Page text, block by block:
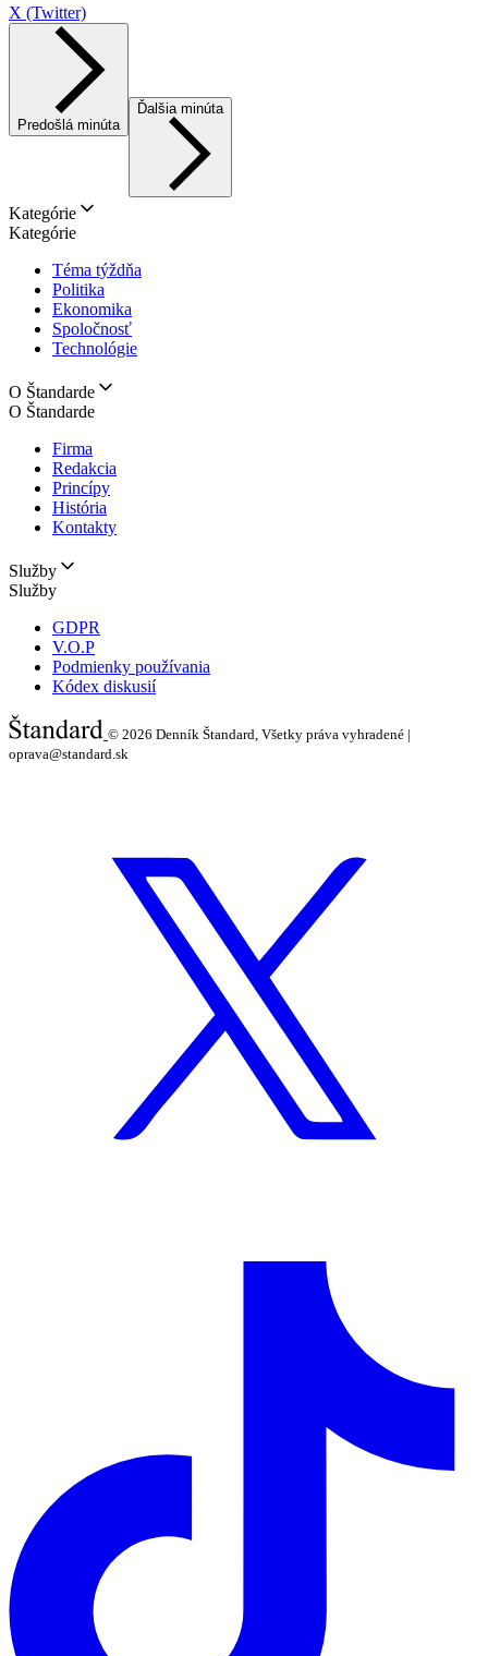
X (Twitter)
Predošlá minúta
Ďalšia minúta
Kategórie
Kategórie
Téma týždňa
Politika
Ekonomika
Spoločnosť
Technológie
O Štandarde
O Štandarde
Firma
Redakcia
Princípy
História
Kontakty
Služby
Služby
GDPR
V.O.P
Podmienky používania
Kódex diskusií
© 2026 Denník Štandard, Všetky práva vyhradené |
oprava@standard.sk